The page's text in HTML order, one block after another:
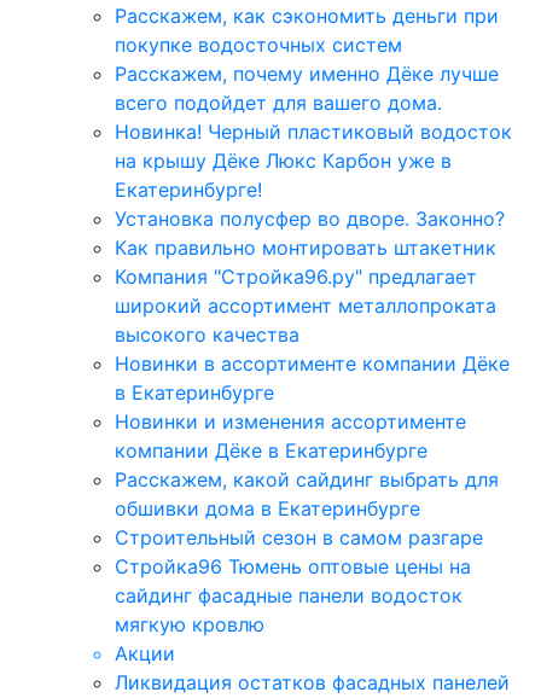
Расскажем, как сэкономить деньги при
покупке водосточных систем
Расскажем, почему именно Дёке лучше
всего подойдет для вашего дома.
Новинка! Черный пластиковый водосток
на крышу Дёке Люкс Карбон уже в
Екатеринбурге!
Установка полусфер во дворе. Законно?
Как правильно монтировать штакетник
Компания "Стройка96.ру" предлагает
широкий ассортимент металлопроката
высокого качества
Новинки в ассортименте компании Дёке
в Екатеринбурге
Новинки и изменения ассортименте
компании Дёке в Екатеринбурге
Расскажем, какой сайдинг выбрать для
обшивки дома в Екатеринбурге
Строительный сезон в самом разгаре
Стройка96 Тюмень оптовые цены на
сайдинг фасадные панели водосток
мягкую кровлю
Акции
Ликвидация остатков фасадных панелей